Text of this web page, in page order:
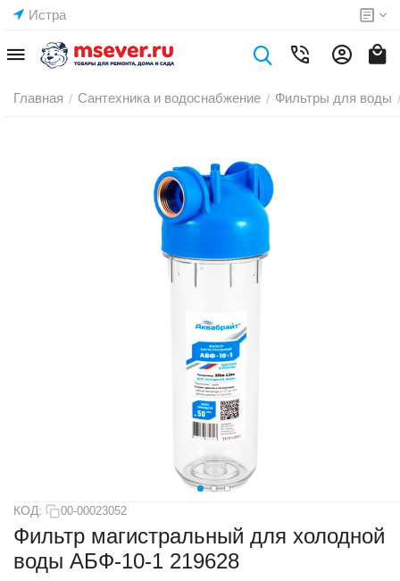
Истра
Главная / Сантехника и водоснабжение / Фильтры для воды /
КОД: 00-00023052
Фильтр магистральный для холодной
воды АБФ-10-1 219628